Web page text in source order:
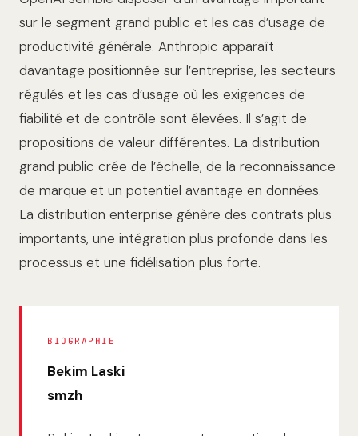
sur le segment grand public et les cas d’usage de
productivité générale. Anthropic apparaît
davantage positionnée sur l’entreprise, les secteurs
régulés et les cas d’usage où les exigences de
fiabilité et de contrôle sont élevées. Il s’agit de
propositions de valeur différentes. La distribution
grand public crée de l’échelle, de la reconnaissance
de marque et un potentiel avantage en données.
La distribution enterprise génère des contrats plus
importants, une intégration plus profonde dans les
processus et une fidélisation plus forte.
BIOGRAPHIE
Bekim Laski
smzh